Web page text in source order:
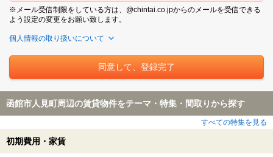
※メール受信制限をしている方は、@chintai.co.jpからのメールを受信できる
よう設定の変更をお願い致します。
個人情報の取り扱いについて
函館市人見町周辺の賃貸物件をテーマ・特集・間取りから探す
すべての特集を見る
初期費用・家賃